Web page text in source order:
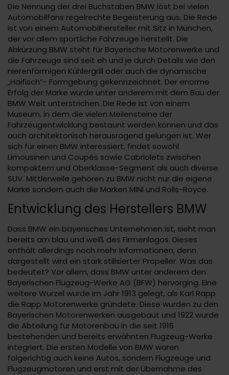
Die Nennung der drei Buchstaben BMW löst bei vielen
Automobilfans regelrechte Begeisterung aus. Die Rede
ist von einem Automobilhersteller mit Sitz in München,
der vor allem sportliche Fahrzeuge herstellt. Die
Abkürzung BMW steht für Bayerische Motorenwerke und
die Fahrzeuge sind seit eh und je durch Details wie den
nierenförmigen Kühlergrill oder auch die dynamische
„Haifisch“- Formgebung gekennzeichnet. Der enorme
Erfolg der Marke wurde unter anderem mit dem Bau der
BMW Welt unterstrichen. Die Rede ist von einem
Museum, in dem die vielen Meilensteine der
Fahrzeugentwicklung bestaunt werden können und das
auch architektonisch herausragend gelungen ist. Wer
sich für einen BMW interessiert, findet sowohl
Limousinen und Coupés sowie Cabriolets zwischen
kompaktem und Oberklasse-Segment als auch diverse
SUV. Mittlerweile gehören zu BMW nicht nur die eigene
Marke sondern auch die Marken MINI und Rolls-Royce.
Entwicklung des Herstellers BMW
Dass BMW ein bayerisches Unternehmen ist, sieht man
bereits am blau und weiß des Firmenlogos. Dieses
enthält allerdings noch mehr Informationen, denn
dargestellt wird ein stark stilisierter Propeller. Was das
bedeutet? Vor allem, dass BMW unter anderem den
Bayerischen Flugzeug-Werke AG (BFW) hervorging. Eine
weitere Wurzel wurde im Jahr 1913 gelegt, als Karl Rapp
die Rapp Motorenwerke gründete. Diese wurden zu den
Bayerischen Motorenwerken ausgebaut und 1922 wurde
die Abteilung für Motorenbau in die seit 1916
bestehenden und bereits erwähnten Flugzeug-Werke
integriert. Die ersten Modelle von BMW waren
folgerichtig auch keine Autos, sondern Flugzeuge und
Flugzeugmotoren und erst mit der Übernahme des